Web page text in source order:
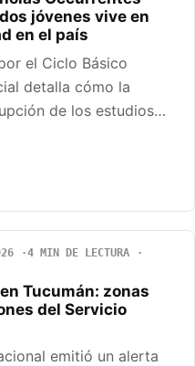
jóvenes vive en
en el país
el Ciclo Básico
detalla cómo la
de los estudios…
4 MIN DE LECTURA
Tucumán: zonas
del Servicio
emitió un alerta